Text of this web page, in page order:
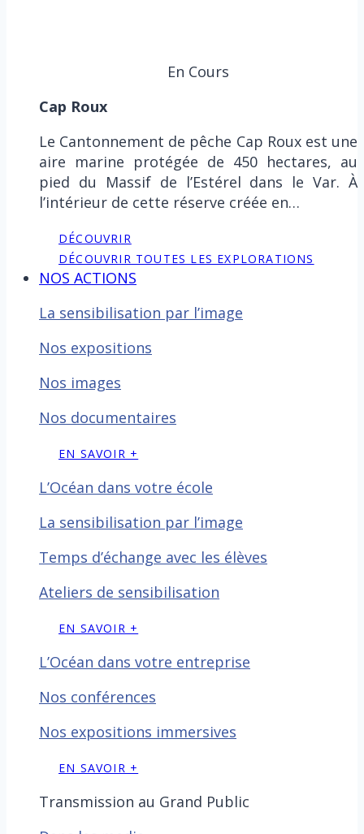
En Cours
Cap Roux
Le Cantonnement de pêche Cap Roux est une
aire marine protégée de 450 hectares, au
pied du Massif de l’Estérel dans le Var. À
l’intérieur de cette réserve créée en…
DÉCOUVRIR
DÉCOUVRIR TOUTES LES EXPLORATIONS
NOS ACTIONS
La sensibilisation par l’image
Nos expositions
Nos images
Nos documentaires
EN SAVOIR +
L’Océan dans votre école
La sensibilisation par l’image
Temps d’échange avec les élèves
Ateliers de sensibilisation
EN SAVOIR +
L’Océan dans votre entreprise
Nos conférences
Nos expositions immersives
EN SAVOIR +
Transmission au Grand Public